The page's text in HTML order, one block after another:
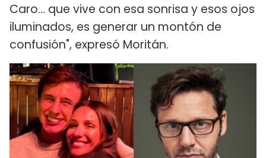
Caro... que vive con esa sonrisa y esos ojos
iluminados, es generar un montón de
confusión", expresó Moritán.